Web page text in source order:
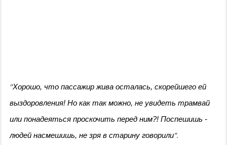
"Хорошо, что пассажир жива осталась, скорейшего ей
выздоровления! Но как так можно, не увидеть трамвай
или понадеяться проскочить перед ним?! Поспешишь -
людей насмешишь, не зря в старину говорили".